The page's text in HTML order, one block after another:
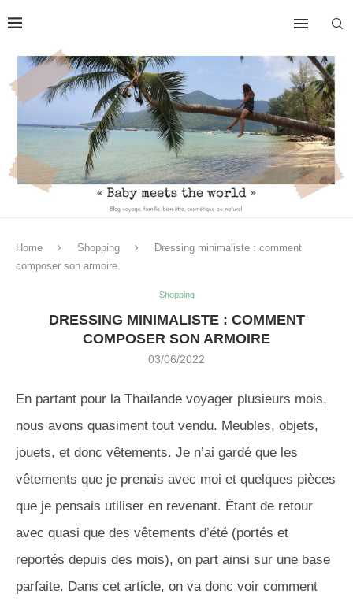
Home Shopping
Dressing minimaliste : comment
composer son armoire
Shopping
DRESSING MINIMALISTE : COMMENT
COMPOSER SON ARMOIRE
03/06/2022
En partant pour la Thaïlande voyager plusieurs mois,
nous avons quasiment tout vendu. Meubles, objets,
jouets, et donc vêtements. Je n’ai gardé que les
vêtements que je prenais avec moi et quelques pièces
que je pensais utiliser en revenant. Étant de retour
avec quasi que des vêtements d’été (portés et
reportés depuis des mois), on part ainsi sur une base
parfaite. Dans cet article, on va donc voir comment